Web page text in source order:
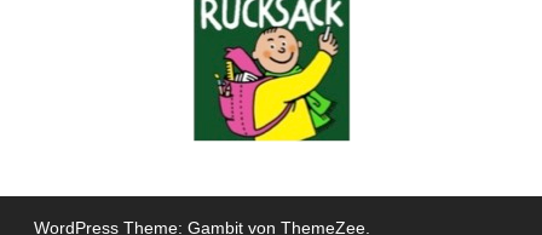
WordPress Theme: Gambit von ThemeZee.